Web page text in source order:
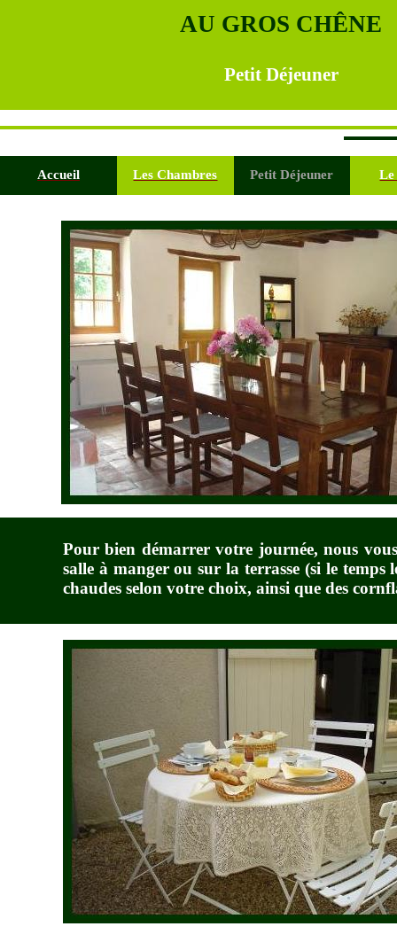
AU GROS CHÊNE
Petit Déjeuner
Accueil Les Chambres Petit Déjeuner
Pour bien démarrer votre journée, nous
salle à manger ou sur la terrasse (si le
chaudes selon votre choix, ainsi que des